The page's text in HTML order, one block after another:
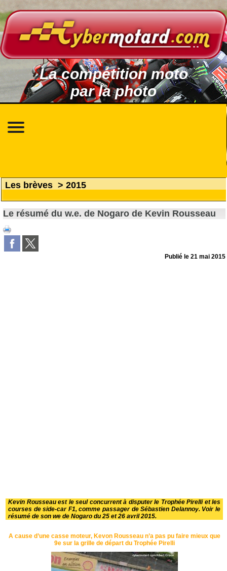
La compétition moto
par la photo
Les brèves > 2015
Le résumé du w.e. de Nogaro de Kevin Rousseau
Publié le21 mai 2015
Kevin Rousseau est le seul concurrent à disputer le Trophée Pirelli et les
courses de side-car F1, comme passager de Sébastien Delannoy. Voir le
résumé de son we de Nogaro du 25 et 26 avril 2015.
A cause d’une casse moteur, Kevon Rousseau n’a pas pu faire mieux que
9e sur la grille de départ du Trophée Pirelli